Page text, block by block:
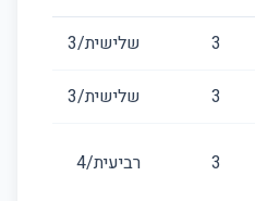
3 שלישית/3
3 שלישית/3
3 רביעית/4